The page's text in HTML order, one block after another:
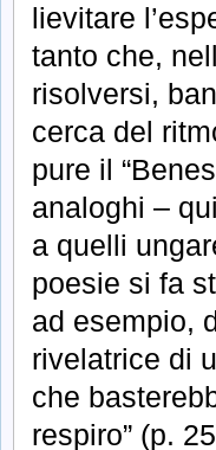
lievitare
tanto che,
risolversi,
cerca del
pure il
analoghi –
a quelli
poesie si fa
ad esempio,
rivelatrice di
che
respiro” (p.